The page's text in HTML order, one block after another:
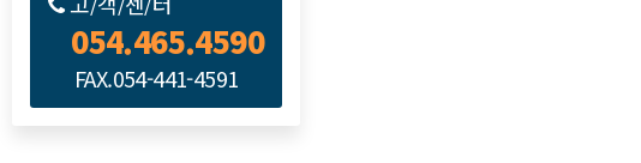
054.465.4590
FAX.054-441-4591